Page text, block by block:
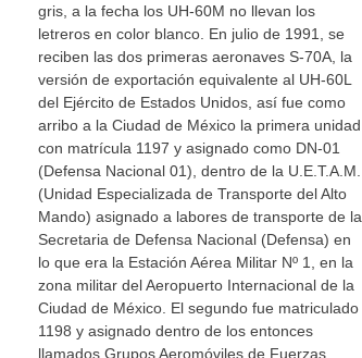
gris, a la fecha los UH-60M no llevan los
letreros en color blanco. En julio de 1991, se
reciben las dos primeras aeronaves S-70A, la
versión de exportación equivalente al UH-60L
del Ejército de Estados Unidos, así fue como
arribo a la Ciudad de México la primera unidad
con matrícula 1197 y asignado como DN-01
(Defensa Nacional 01), dentro de la U.E.T.A.M.
(Unidad Especializada de Transporte del Alto
Mando) asignado a labores de transporte de la
Secretaria de Defensa Nacional (Defensa) en
lo que era la Estación Aérea Militar Nº 1, en la
zona militar del Aeropuerto Internacional de la
Ciudad de México. El segundo fue matriculado
1198 y asignado dentro de los entonces
llamados Grupos Aeromóviles de Fuerzas